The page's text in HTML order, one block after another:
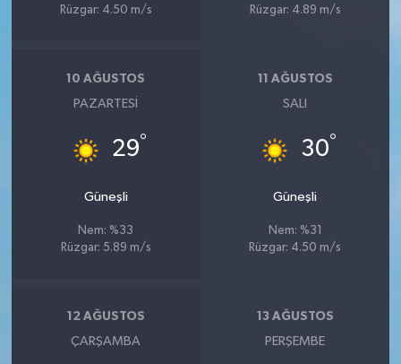
Rüzgar: 4.50 m/s
Rüzgar: 4.89 m/s
10 AĞUSTOS
PAZARTESI
29°
Güneşli
Nem: %33
Rüzgar: 5.89 m/s
11 AĞUSTOS
SALI
30°
Güneşli
Nem: %31
Rüzgar: 4.50 m/s
12 AĞUSTOS
ÇARŞAMBA
13 AĞUSTOS
PERŞEMBE